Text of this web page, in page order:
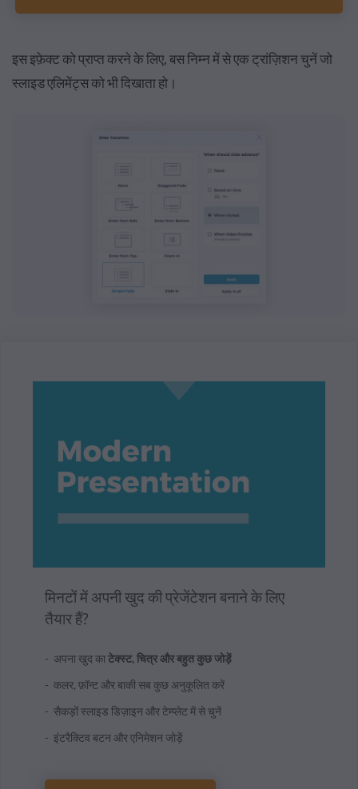
इस इफ़ेक्ट को प्राप्त करने के लिए, बस निम्न में से एक ट्रांज़िशन चुनें जो
स्लाइड एलिमेंट्स को भी दिखाता हो।
मिनटों में अपनी खुद की प्रेजेंटेशन बनाने के लिए
तैयार हैं?
अपना खुद काटेक्स्ट, चित्र और बहुत कुछ जोड़ें
कलर, फ़ॉन्ट और बाकी सब कुछ अनुकूलित करें
सैकड़ों स्लाइड डिज़ाइन और टेम्प्लेट में से चुनें
इंटरैक्टिव बटन और एनिमेशन जोड़ें